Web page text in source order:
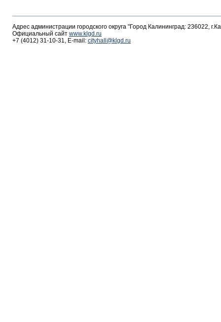
Адрес администрации городского округа "Город Калининград: 236022,
Официальный сайт www.klgd.ru
+7 (4012) 31-10-31, E-mail: cityhall@klgd.ru